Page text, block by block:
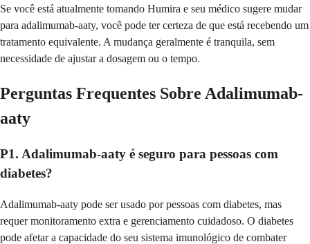
Se você está atualmente tomando Humira e seu médico sugere mudar
para adalimumab-aaty, você pode ter certeza de que está recebendo um
tratamento equivalente. A mudança geralmente é tranquila, sem
necessidade de ajustar a dosagem ou o tempo.
Perguntas Frequentes Sobre Adalimumab-
aaty
P1. Adalimumab-aaty é seguro para pessoas com
diabetes?
Adalimumab-aaty pode ser usado por pessoas com diabetes, mas
requer monitoramento extra e gerenciamento cuidadoso. O diabetes
pode afetar a capacidade do seu sistema imunológico de combater